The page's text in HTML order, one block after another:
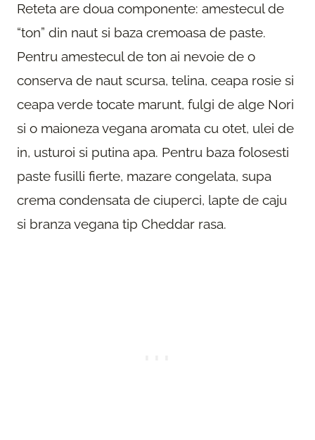
Reteta are doua componente: amestecul de
“ton” din naut si baza cremoasa de paste.
Pentru amestecul de ton ai nevoie de o
conserva de naut scursa, telina, ceapa rosie si
ceapa verde tocate marunt, fulgi de alge Nori
si o maioneza vegana aromata cu otet, ulei de
in, usturoi si putina apa. Pentru baza folosesti
paste fusilli fierte, mazare congelata, supa
crema condensata de ciuperci, lapte de caju
si branza vegana tip Cheddar rasa.